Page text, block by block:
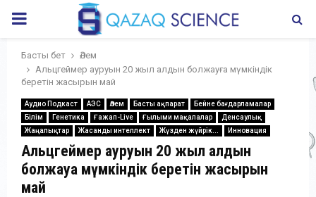
PRIMARY
MENU
Басты бет
Әлем
Альцгеймер ауруын 20 жыл алдын болжауға мүмкіндік
беретін жасырын май
Аудио Подкаст АЭС Әлем Басты ақпарат
Бейне бағдарламалар
Білім
Генетика Ғажап-Live Ғылыми мақалалар
Денсаулық
Жаңалықтар
Жасанды интеллект Жүзден жүйрік... Инновация
Альцгеймер ауруын 20 жыл алдын
болжауға мүмкіндік беретін жасырын
май